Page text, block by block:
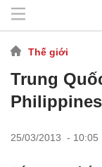
Thế giới
Trung
25/03/2013 - 10:05